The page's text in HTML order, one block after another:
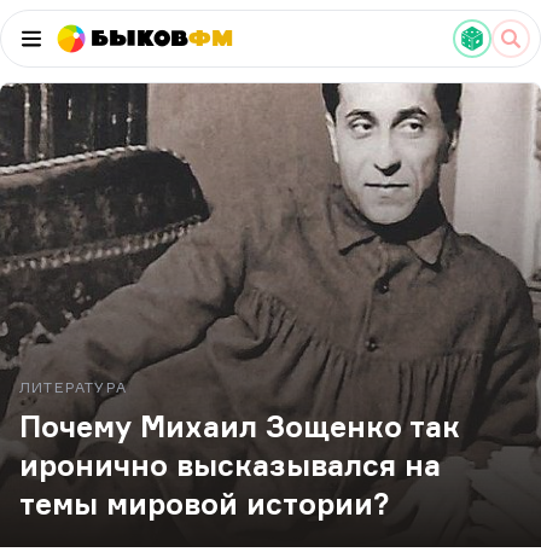
БыковФМ
ЛИТЕРАТУРА
Почему Михаил Зощенко так
иронично высказывался на
темы мировой истории?